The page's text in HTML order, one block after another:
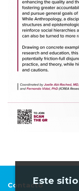
ContactoEste